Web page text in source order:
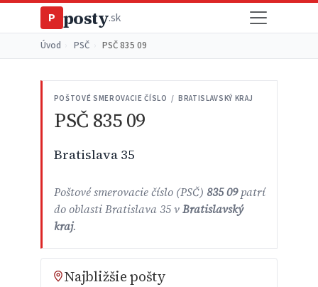
P posty.sk
Úvod PSČ PSČ 835 09
POŠTOVÉ SMEROVACIE ČÍSLO / BRATISLAVSKÝ KRAJ
PSČ 835 09
Bratislava 35
Poštové smerovacie číslo (PSČ) 835 09patrí
do oblasti Bratislava 35 vBratislavský
kraj.
Najbližšie pošty